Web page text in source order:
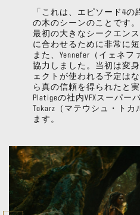
「これは、エピソード4
の木のシーンのことです
最初の大きなシークエン
に合わせるために非常に
また、Yennefer（イェネ
協力しました。当初は変
ェクトが使われる予定は
ら真の信頼を得られたと
Platigeの社内VFXスーパー
Tokarz（マテウシュ・ト
ます。